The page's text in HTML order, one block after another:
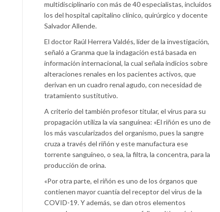
multidisciplinario con más de 40 especialistas, incluidos
los del hospital capitalino clínico, quirúrgico y docente
Salvador Allende.
El doctor Raúl Herrera Valdés, líder de la investigación,
señaló a Granma que la indagación está basada en
información internacional, la cual señala indicios sobre
alteraciones renales en los pacientes activos, que
derivan en un cuadro renal agudo, con necesidad de
tratamiento sustitutivo.
A criterio del también profesor titular, el virus para su
propagación utiliza la vía sanguínea: «El riñón es uno de
los más vascularizados del organismo, pues la sangre
cruza a través del riñón y este manufactura ese
torrente sanguíneo, o sea, la filtra, la concentra, para la
producción de orina.
«Por otra parte, el riñón es uno de los órganos que
contienen mayor cuantía del receptor del virus de la
COVID-19. Y además, se dan otros elementos